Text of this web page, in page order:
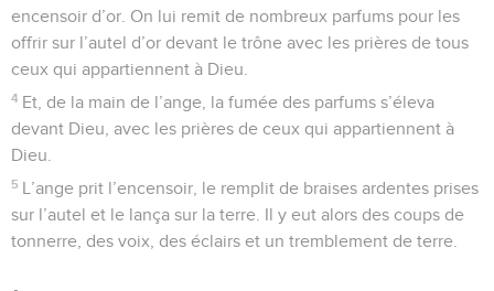
encensoir d’or. On lui remit de nombreux parfums pour les
offrir sur l’autel d’or devant le trône avec les prières de tous
ceux qui appartiennent à Dieu.
4 Et, de la main de l’ange, la fumée des parfums s’éleva
devant Dieu, avec les prières de ceux qui appartiennent à
Dieu.
5 L’ange prit l’encensoir, le remplit de braises ardentes prises
sur l’autel et le lança sur la terre. Il y eut alors des coups de
tonnerre, des voix, des éclairs et un tremblement de terre.